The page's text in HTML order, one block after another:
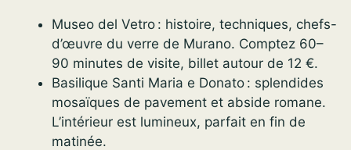
Museo del Vetro : histoire, techniques, chefs-
d’œuvre du verre de Murano. Comptez 60–
90 minutes de visite, billet autour de 12 €.
Basilique Santi Maria e Donato : splendides
mosaïques de pavement et abside romane.
L’intérieur est lumineux, parfait en fin de
matinée.